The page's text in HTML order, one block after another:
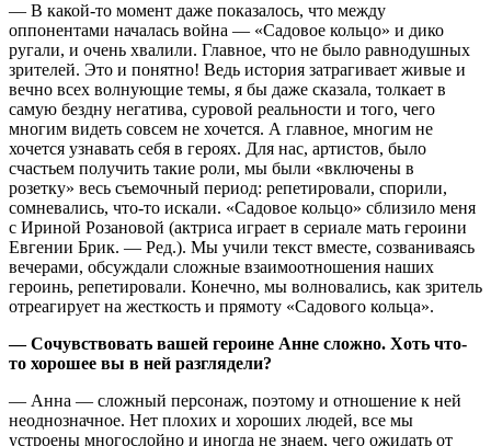
— В какой-то момент даже показалось, что между
оппонентами началась война — «Садовое кольцо» и дико
ругали, и очень хвалили. Главное, что не было равнодушных
зрителей. Это и понятно! Ведь история затрагивает живые и
вечно всех волнующие темы, я бы даже сказала, толкает в
самую бездну негатива, суровой реальности и того, чего
многим видеть совсем не хочется. А главное, многим не
хочется узнавать себя в героях. Для нас, артистов, было
счастьем получить такие роли, мы были «включены в
розетку» весь съемочный период: репетировали, спорили,
сомневались, что-то искали. «Садовое кольцо» сблизило меня
с Ириной Розановой (актриса играет в сериале мать героини
Евгении Брик. — Ред.). Мы учили текст вместе, созваниваясь
вечерами, обсуждали сложные взаимоотношения наших
героинь, репетировали. Конечно, мы волновались, как зритель
отреагирует на жесткость и прямоту «Садового кольца».
— Сочувствовать вашей героине Анне сложно. Хоть что-
то хорошее вы в ней разглядели?
— Анна — сложный персонаж, поэтому и отношение к ней
неоднозначное. Нет плохих и хороших людей, все мы
устроены многослойно и иногда не знаем, чего ожидать от